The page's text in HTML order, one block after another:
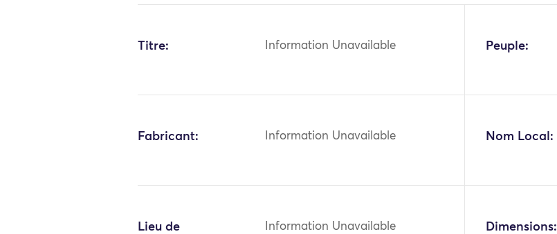
Titre: Information Unavailable Peuple:
Fabricant: Information Unavailable Nom Local:
Lieu de
Information Unavailable Dimensions: